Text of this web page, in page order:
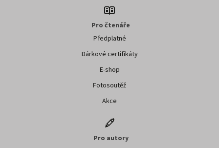
Pro čtenáře
Předplatné
Dárkové certifikáty
E-shop
Fotosoutěž
Akce
Pro autory